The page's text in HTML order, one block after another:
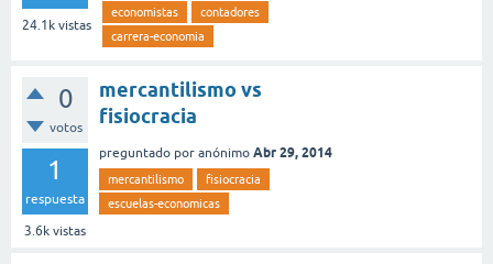
24.1k vistas
economistas
contadores
carrera-economia
0
votos
1
respuesta
3.6k vistas
mercantilismo vs
fisiocracia
preguntado por anónimo Abr 29, 2014
mercantilismo
fisiocracia
escuelas-economicas